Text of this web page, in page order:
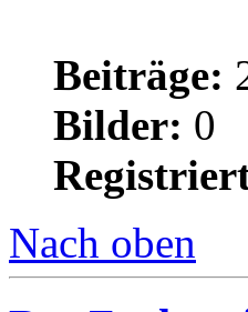
Beiträge:
Bilder: 0
Nach oben